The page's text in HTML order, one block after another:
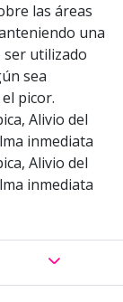
las áreas
una
ser utilizado
sea
picor.
Alivio del
inmediata
Alivio del
inmediata